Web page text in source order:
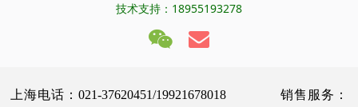
技术支持：18955193278
上海电话：021-37620451/19921678018 销售服务：